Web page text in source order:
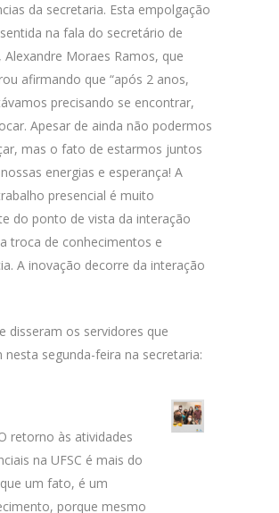
da secretaria. Esta empolgação
na fala do secretário de
Alexandre Moraes Ramos, que
afirmando que “após 2 anos,
precisando se encontrar,
Apesar de ainda não podermos
mas o fato de estarmos juntos
energias e esperança! A
presencial é muito
do ponto de vista da interação
troca de conhecimentos e
A inovação decorre da interação
disseram os servidores que
nesta segunda-feira na secretaria:
retorno às atividades
na UFSC é mais do
que um fato, é um
porque mesmo